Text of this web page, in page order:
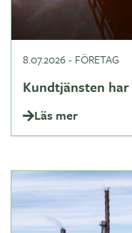
8.07.2026- FÖRETAG
Kundtjänsten
Läs mer